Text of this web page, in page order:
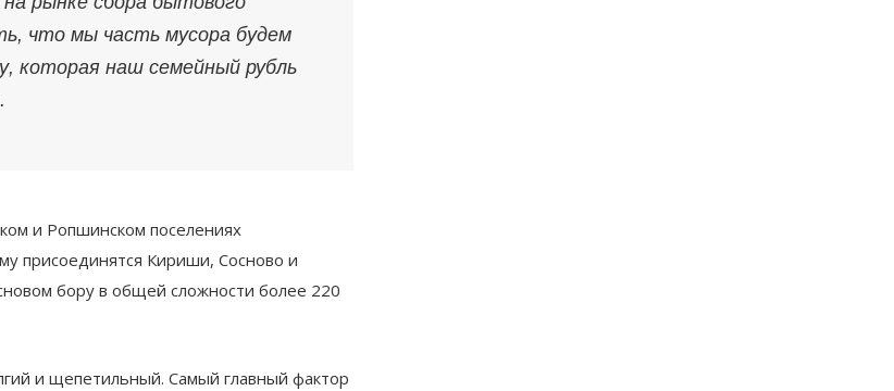
что мы часть мусора будем
которая наш семейный рубль
и Ропшинском поселениях
присоединятся Кириши, Сосново и
бору в общей сложности более 220
и щепетильный. Самый главный фактор